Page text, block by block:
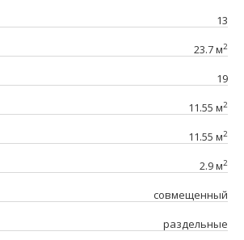
13
23.7 м2
19
11.55 м2
11.55 м2
2.9 м2
совмещенный
раздельные